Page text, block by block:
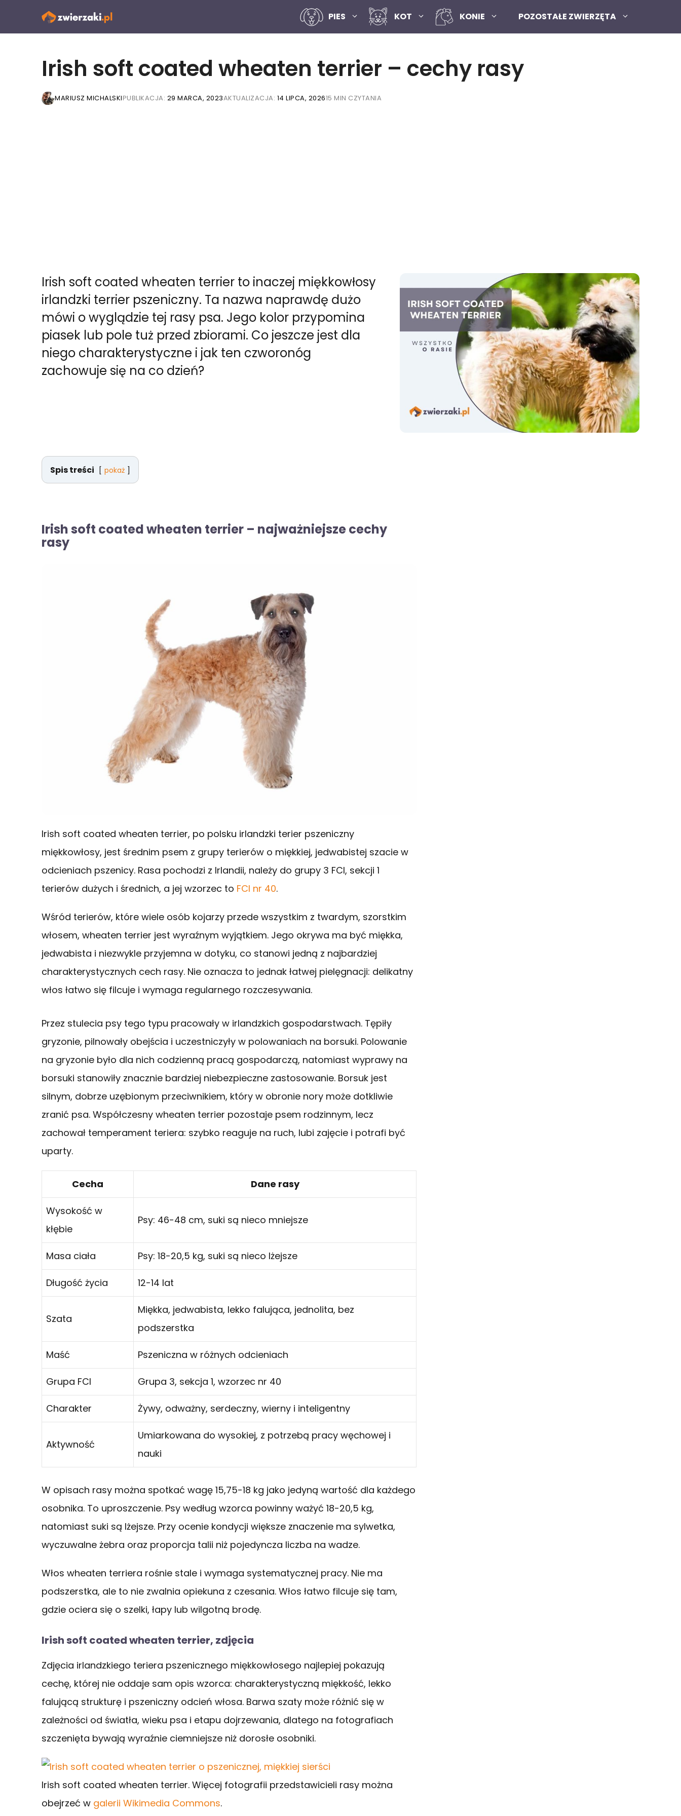
PIES KOT KONIE POZOSTAŁE ZWIERZĘTA
Irish soft coated wheaten terrier – cechy rasy
MARIUSZ MICHALSKIPUBLIKACJA: 29 MARCA, 2023AKTUALIZACJA: 14 LIPCA, 202615 MIN CZYTANIA
Irish soft coated wheaten terrier to inaczej miękkowłosy
irlandzki terrier pszeniczny. Ta nazwa naprawdę dużo
mówi o wyglądzie tej rasy psa. Jego kolor przypomina
piasek lub pole tuż przed zbiorami. Co jeszcze jest dla
niego charakterystyczne i jak ten czworonóg
zachowuje się na co dzień?
Spis treści pokaż
Irish soft coated wheaten terrier – najważniejsze cechy
rasy
Irish soft coated wheaten terrier, po polsku irlandzki terier pszeniczny
miękkowłosy, jest średnim psem z grupy terierów o miękkiej, jedwabistej szacie w
odcieniach pszenicy. Rasa pochodzi z Irlandii, należy do grupy 3 FCI, sekcji 1
terierów dużych i średnich, a jej wzorzec to FCI nr 40.
Wśród terierów, które wiele osób kojarzy przede wszystkim z twardym, szorstkim
włosem, wheaten terrier jest wyraźnym wyjątkiem. Jego okrywa ma być miękka,
jedwabista i niezwykle przyjemna w dotyku, co stanowi jedną z najbardziej
charakterystycznych cech rasy. Nie oznacza to jednak łatwej pielęgnacji: delikatny
włos łatwo się filcuje i wymaga regularnego rozczesywania.
Przez stulecia psy tego typu pracowały w irlandzkich gospodarstwach. Tępiły
gryzonie, pilnowały obejścia i uczestniczyły w polowaniach na borsuki. Polowanie
na gryzonie było dla nich codzienną pracą gospodarczą, natomiast wyprawy na
borsuki stanowiły znacznie bardziej niebezpieczne zastosowanie. Borsuk jest
silnym, dobrze uzębionym przeciwnikiem, który w obronie nory może dotkliwie
zranić psa. Współczesny wheaten terrier pozostaje psem rodzinnym, lecz
zachował temperament teriera: szybko reaguje na ruch, lubi zajęcie i potrafi być
uparty.
Cecha Dane rasy
Wysokość w
kłębie
Psy: 46-48 cm, suki są nieco mniejsze
Masa ciała Psy: 18-20,5 kg, suki są nieco lżejsze
Długość życia 12-14 lat
Szata
Miękka, jedwabista, lekko falująca, jednolita, bez
podszerstka
Maść Pszeniczna w różnych odcieniach
Grupa FCI Grupa 3, sekcja 1, wzorzec nr 40
Charakter Żywy, odważny, serdeczny, wierny i inteligentny
Aktywność
Umiarkowana do wysokiej, z potrzebą pracy węchowej i
nauki
W opisach rasy można spotkać wagę 15,75-18 kg jako jedyną wartość dla każdego
osobnika. To uproszczenie. Psy według wzorca powinny ważyć 18-20,5 kg,
natomiast suki są lżejsze. Przy ocenie kondycji większe znaczenie ma sylwetka,
wyczuwalne żebra oraz proporcja talii niż pojedyncza liczba na wadze.
Włos wheaten terriera rośnie stale i wymaga systematycznej pracy. Nie ma
podszerstka, ale to nie zwalnia opiekuna z czesania. Włos łatwo filcuje się tam,
gdzie ociera się o szelki, łapy lub wilgotną brodę.
Irish soft coated wheaten terrier, zdjęcia
Zdjęcia irlandzkiego teriera pszenicznego miękkowłosego najlepiej pokazują
cechę, której nie oddaje sam opis wzorca: charakterystyczną miękkość, lekko
falującą strukturę i pszeniczny odcień włosa. Barwa szaty może różnić się w
zależności od światła, wieku psa i etapu dojrzewania, dlatego na fotografiach
szczenięta bywają wyraźnie ciemniejsze niż dorosłe osobniki.
Irish soft coated wheaten terrier. Więcej fotografii przedstawicieli rasy można
obejrzeć w galerii Wikimedia Commons.